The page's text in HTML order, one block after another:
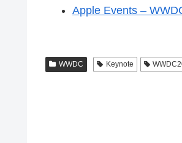
Apple Events –
WWDC Keynote